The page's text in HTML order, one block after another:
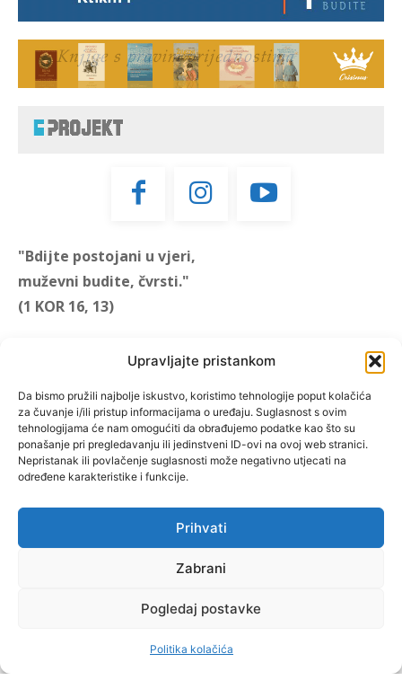
Upravljajte pristankom
Da bismo pružili najbolje iskustvo, koristimo tehnologije poput kolačića
za čuvanje i/ili pristup informacijama o uređaju. Suglasnost s ovim
tehnologijama će nam omogućiti da obrađujemo podatke kao što su
ponašanje pri pregledavanju ili jedinstveni ID-ovi na ovoj web stranici.
Nepristanak ili povlačenje suglasnosti može negativno utjecati na
određene karakteristike i funkcije.
Prihvati
Zabrani
Pogledaj postavke
Politika kolačića
"Bdijte postojani u vjeri,
muževni budite, čvrsti."
(1 KOR 16, 13)
"Muževni budite" prvi je
hrvatski portal za katoličke
muškarce koji pokušava
reafirmirati u današnje
vrijeme itekako narušen
biblijski koncept muževnosti,
koji pokušavamo osvijetliti iz
rubrika i poticajnih inicijativa.
by Dominis za Muževni budite